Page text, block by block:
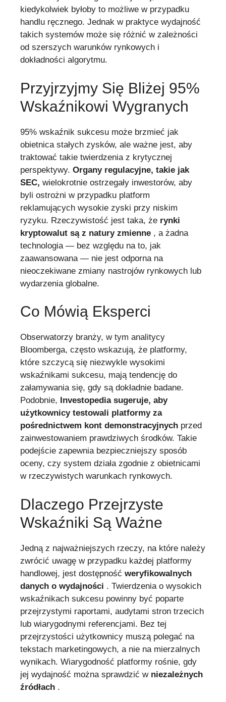
kiedykolwiek byłoby to możliwe w przypadku
handlu ręcznego. Jednak w praktyce wydajność
takich systemów może się różnić w zależności
od szerszych warunków rynkowych i
dokładności algorytmu.
Przyjrzyjmy Się Bliżej 95%
Wskaźnikowi Wygranych
95% wskaźnik sukcesu może brzmieć jak
obietnica stałych zysków, ale ważne jest, aby
traktować takie twierdzenia z krytycznej
perspektywy. Organy regulacyjne, takie jak
SEC, wielokrotnie ostrzegały inwestorów, aby
byli ostrożni w przypadku platform
reklamujących wysokie zyski przy niskim
ryzyku. Rzeczywistość jest taka, że rynki
kryptowalut są z natury zmienne , a żadna
technologia — bez względu na to, jak
zaawansowana — nie jest odporna na
nieoczekiwane zmiany nastrojów rynkowych lub
wydarzenia globalne.
Co Mówią Eksperci
Obserwatorzy branży, w tym analitycy
Bloomberga, często wskazują, że platformy,
które szczycą się niezwykle wysokimi
wskaźnikami sukcesu, mają tendencję do
załamywania się, gdy są dokładnie badane.
Podobnie,
Investopedia sugeruje, aby
użytkownicy testowali platformy za
pośrednictwem kont demonstracyjnych przed
zainwestowaniem prawdziwych środków. Takie
podejście zapewnia bezpieczniejszy sposób
oceny, czy system działa zgodnie z obietnicami
w rzeczywistych warunkach rynkowych.
Dlaczego Przejrzyste
Wskaźniki Są Ważne
Jedną z najważniejszych rzeczy, na które należy
zwrócić uwagę w przypadku każdej platformy
handlowej, jest dostępność weryfikowalnych
danych o wydajności . Twierdzenia o wysokich
wskaźnikach sukcesu powinny być poparte
przejrzystymi raportami, audytami stron trzecich
lub wiarygodnymi referencjami. Bez tej
przejrzystości użytkownicy muszą polegać na
tekstach marketingowych, a nie na mierzalnych
wynikach. Wiarygodność platformy rośnie, gdy
jej wydajność można sprawdzić w niezależnych
źródłach .